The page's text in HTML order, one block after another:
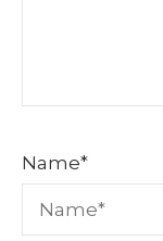
Name*